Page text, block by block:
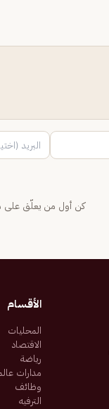
كن أول من يعلّق على
الأقسام
المحليات
الاقتصاد
رياضة
مدارات
وظائف
الترفيه